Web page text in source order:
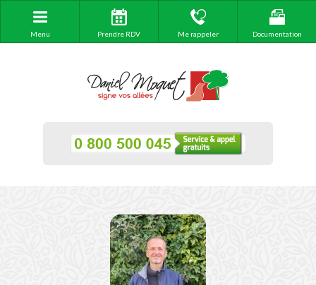
Menu Prendre RDV Me rappeler Documentation